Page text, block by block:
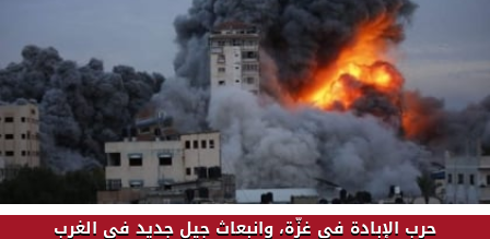
حرب الإبادة في غزّة، وانبعاث جيل جديد في الغرب